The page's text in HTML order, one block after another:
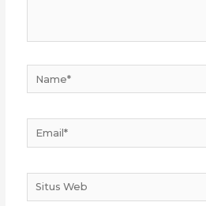
Email*
Situs
Web